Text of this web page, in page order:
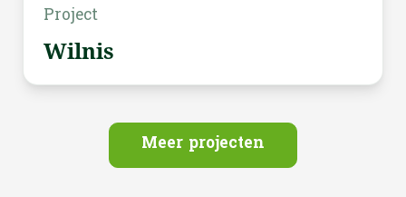
Project
Wilnis
Meer projecten